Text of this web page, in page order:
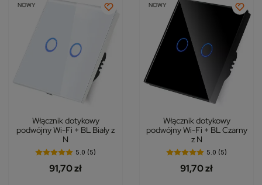
NOWY
Włącznik dotykowy
podwójny Wi-Fi + BL Biały z
N
5.0 (5)
91,70 zł
NOWY
Włącznik dotykowy
podwójny Wi-Fi + BL Czarny
z N
5.0 (5)
91,70 zł